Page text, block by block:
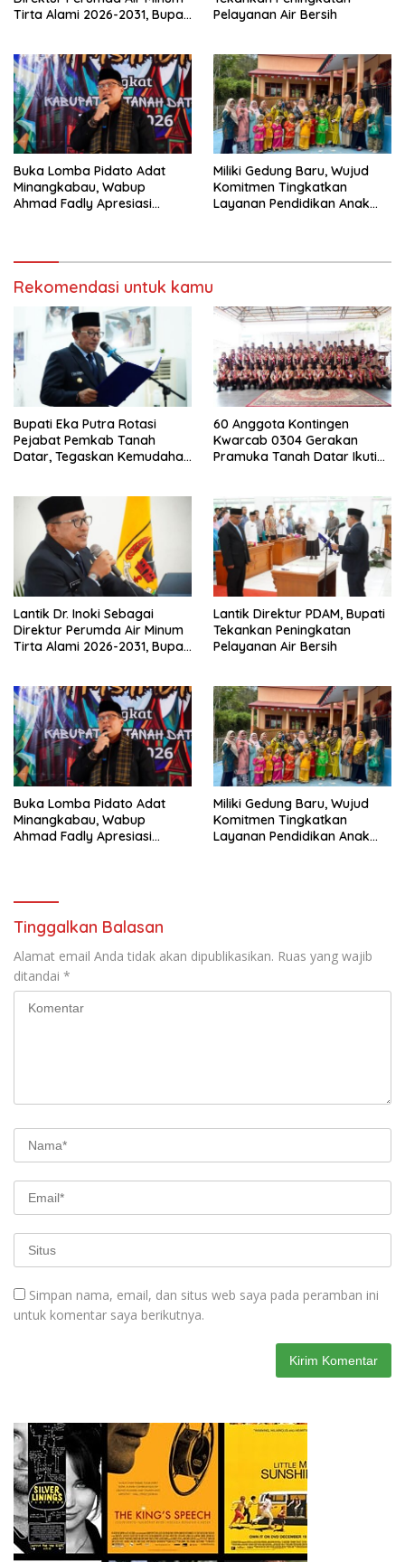
Tirta Alami 2026-2031, Bupati
Fakta Integritas Berdasarkan
Visi dan Misi
Pelayanan Air Bersih
Buka Lomba Pidato Adat
Minangkabau, Wabup
Ahmad Fadly Apresiasi
Miliki Gedung Baru, Wujud
Komitmen Tingkatkan
Layanan Pendidikan Anak
Rekomendasi untuk kamu
Bupati Eka Putra Rotasi
Pejabat Pemkab Tanah
Datar, Tegaskan Kemudahan
60 Anggota Kontingen
Kwarcab 0304 Gerakan
Pramuka Tanah Datar Ikuti
Lantik Dr. Inoki Sebagai
Direktur Perumda Air Minum
Tirta Alami 2026-2031, Bupati
Fakta Integritas Berdasarkan
Visi dan Misi
Lantik Direktur PDAM, Bupati
Tekankan Peningkatan
Pelayanan Air Bersih
Buka Lomba Pidato Adat
Minangkabau, Wabup
Ahmad Fadly Apresiasi
Miliki Gedung Baru, Wujud
Komitmen Tingkatkan
Layanan Pendidikan Anak
Tinggalkan Balasan
Alamat email Anda tidak akan dipublikasikan. Ruas yang wajib
ditandai *
Simpan nama, email, dan situs web saya pada peramban ini
untuk komentar saya berikutnya.